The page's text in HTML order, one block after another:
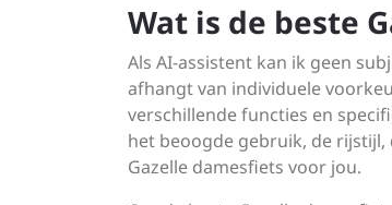
Wat is de beste
Als AI-assistent kan ik geen
afhangt van individuele
verschillende functies en
het beoogde gebruik, de
Gazelle damesfiets voor jou.